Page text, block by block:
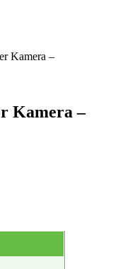
Kamera –
Kamera –